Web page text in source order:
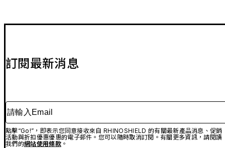
訂閱最新消息
請輸入Email
點擊“Go!”，即表示您同意接收來自 RHINOSHIELD 的有關最新產品消息、促銷
活動與折扣優惠優惠的電子郵件。您可以隨時取消訂閱。有關更多資訊，請閱讀
我們的網站使用條款。